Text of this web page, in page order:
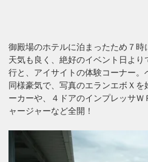
御殿場のホテルに泊まったため７
天気も良く、絶好のイベント日よ
行と、アイサイトの体験コーナー。
同様豪気で、写真のエランエボＸを
ーカーや、４ドアのインプレッサ
ャージャーなど全開！